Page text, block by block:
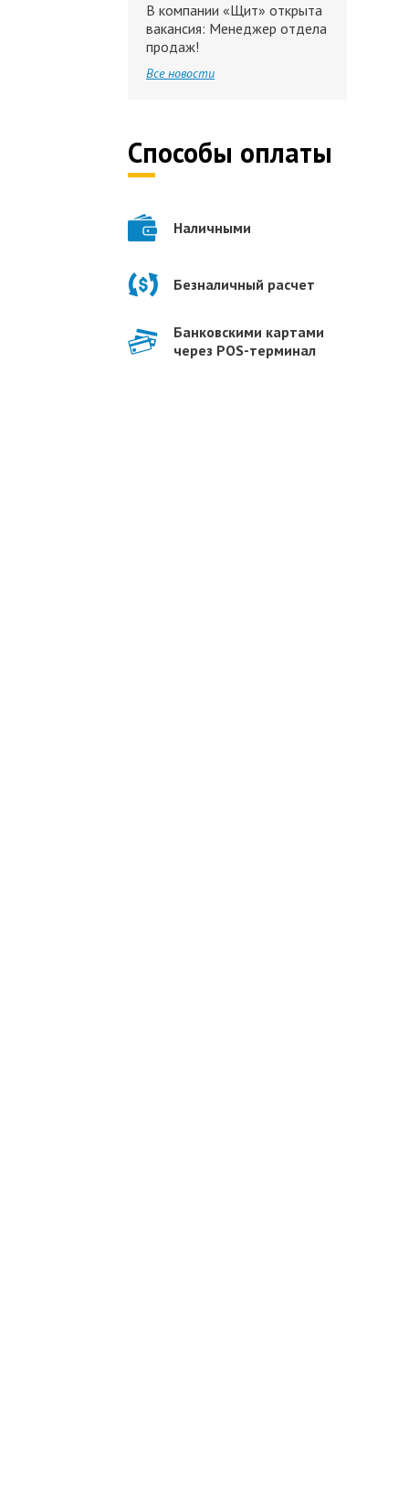
В компании «Щит» открыта
вакансия: Менеджер отдела
продаж!
Все новости
Способы оплаты
Наличными
Безналичный расчет
Банковскими картами
через POS-терминал